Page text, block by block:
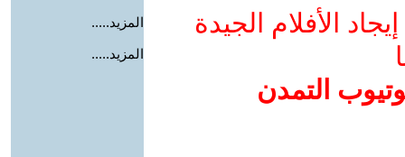
الأفلام الجيدة
التمدن
المزيد.....
المزيد.....